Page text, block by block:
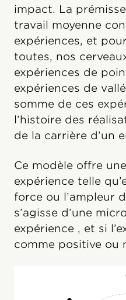
impact. La
travail moyenne
expériences, et
toutes, nos
expériences de
expériences de
somme de ces
l’histoire des
de la carrière d’un
Ce modèle offre
expérience telle
force ou l’ampleur
s’agisse d’une
expérience , et si
comme positive ou